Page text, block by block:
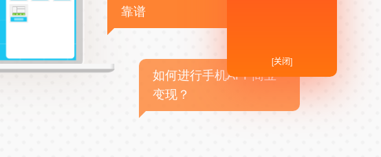
靠谱
如何进行手机APP商业
变现？
[关闭]